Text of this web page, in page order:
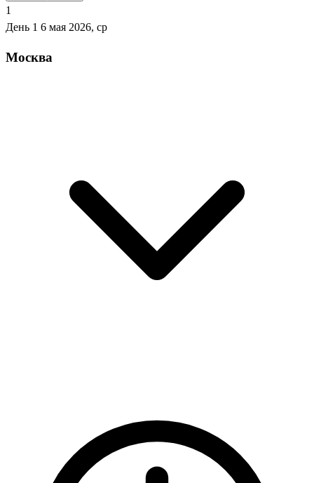
1
День 1 6 мая 2026, ср
Москва